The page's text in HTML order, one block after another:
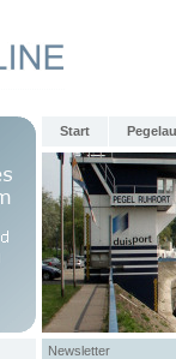
Start
Newsletter